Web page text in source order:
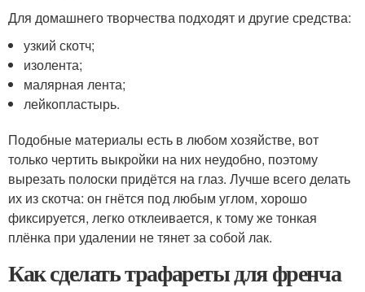
Для домашнего творчества подходят и другие средства:
узкий скотч;
изолента;
малярная лента;
лейкопластырь.
Подобные материалы есть в любом хозяйстве, вот
только чертить выкройки на них неудобно, поэтому
вырезать полоски придётся на глаз. Лучше всего делать
их из скотча: он гнётся под любым углом, хорошо
фиксируется, легко отклеивается, к тому же тонкая
плёнка при удалении не тянет за собой лак.
Как сделать трафареты для френча